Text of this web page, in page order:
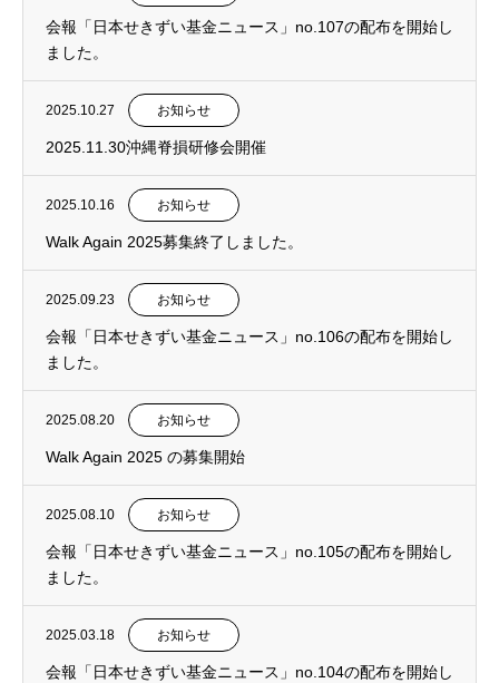
会報「日本せきずい基金ニュース」no.107の配布を開始し
ました。
2025.10.27 お知らせ
2025.11.30沖縄脊損研修会開催
2025.10.16 お知らせ
Walk Again 2025募集終了しました。
2025.09.23 お知らせ
会報「日本せきずい基金ニュース」no.106の配布を開始し
ました。
2025.08.20 お知らせ
Walk Again 2025 の募集開始
2025.08.10 お知らせ
会報「日本せきずい基金ニュース」no.105の配布を開始し
ました。
2025.03.18 お知らせ
会報「日本せきずい基金ニュース」no.104の配布を開始し